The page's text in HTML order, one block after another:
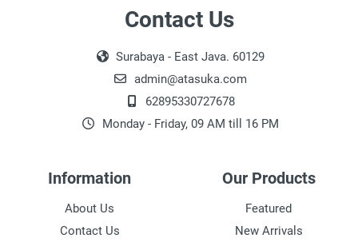
Contact Us
Surabaya - East Java. 60129
admin@atasuka.com
62895330727678
Monday - Friday, 09 AM till 16 PM
Information
About Us
Contact Us
Our Products
Featured
New Arrivals